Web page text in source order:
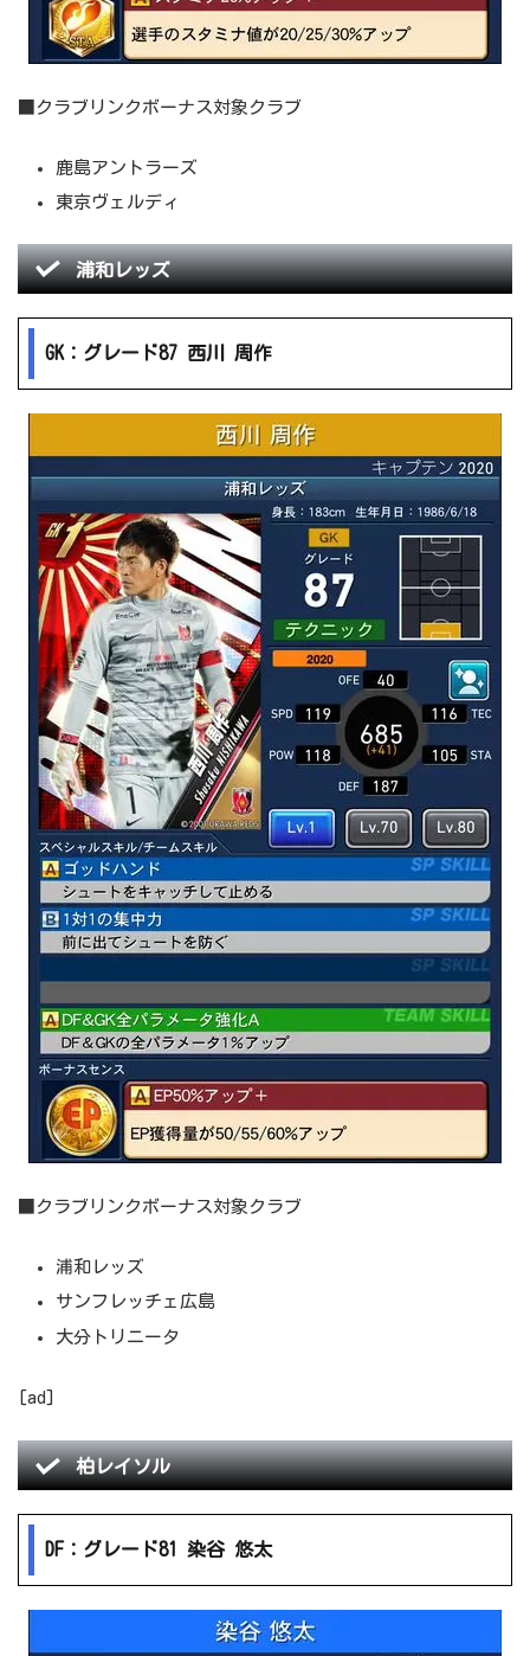
■クラブリンクボーナス対象クラブ
鹿島アントラーズ
東京ヴェルディ
浦和レッズ
GK：グレード87 西川 周作
■クラブリンクボーナス対象クラブ
浦和レッズ
サンフレッチェ広島
大分トリニータ
[ad]
柏レイソル
DF：グレード81 染谷 悠太